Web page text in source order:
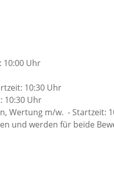
10:00 Uhr
10:30 Uhr
10:30 Uhr
Wertung m/w. - Startzeit:
und werden für beide